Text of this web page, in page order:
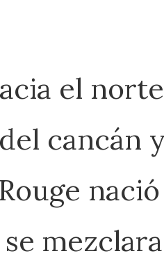
el
cancán